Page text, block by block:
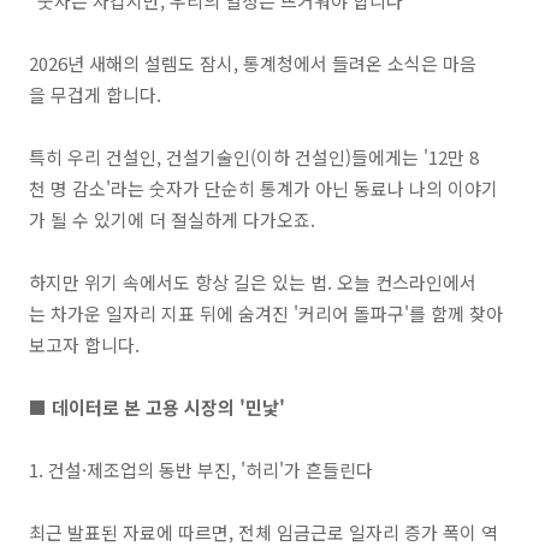
2026년 새해의 설렘도 잠시, 통계청에서 들려온 소식은 마음
을 무겁게 합니다.
특히 우리 건설인, 건설기술인(이하 건설인)들에게는 '12만 8
천 명 감소'라는 숫자가 단순히 통계가 아닌 동료나 나의 이야기
가 될 수 있기에 더 절실하게 다가오죠.
하지만 위기 속에서도 항상 길은 있는 법. 오늘 컨스라인에서
는 차가운 일자리 지표 뒤에 숨겨진 '커리어 돌파구'를 함께 찾아
보고자 합니다.
■ 데이터로 본 고용 시장의 '민낯'
1. 건설·제조업의 동반 부진, '허리'가 흔들린다
최근 발표된 자료에 따르면, 전체 임금근로 일자리 증가 폭이 역